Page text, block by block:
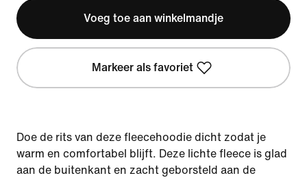
Voeg toe aan winkelmandje
Markeer als favoriet
Doe de rits van deze fleecehoodie dicht zodat je
warm en comfortabel blijft. Deze lichte fleece is glad
aan de buitenkant en zacht geborsteld aan de